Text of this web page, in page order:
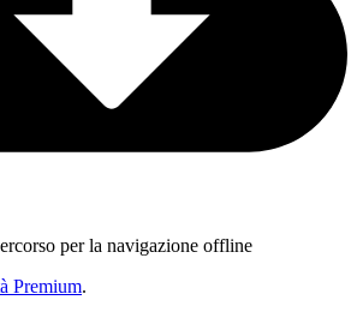
per la navigazione offline
Premium.